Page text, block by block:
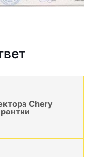
Chery